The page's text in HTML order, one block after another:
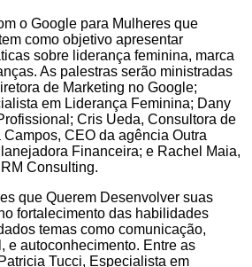
o Google para Mulheres que
como objetivo apresentar
sobre liderança feminina, marca
As palestras serão ministradas
de Marketing no Google;
em Liderança Feminina; Dany
Cris Ueda, Consultora de
CEO da agência Outra
Financeira; e Rachel Maia,
Consulting.
que Querem Desenvolver suas
fortalecimento das habilidades
temas como comunicação,
e autoconhecimento. Entre as
Tucci, Especialista em